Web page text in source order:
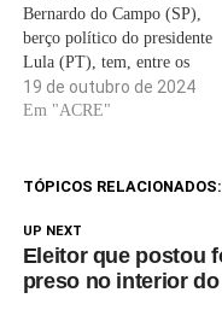
Bernardo do Campo (SP),
berço político do presidente
Lula (PT), tem, entre os
moradores, críticas ao partido
por desempenho de gestões
direcionam o discurso para o
tanto com o…
19 de outubro de 2024
Em "ACRE"
TÓPICOS RELACIONADOS:
UP NEXT
Eleitor que postou
preso no interior